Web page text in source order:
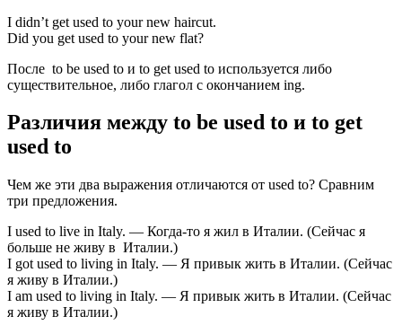
I didn’t get used to your new haircut.
Did you get used to your new flat?
После to be used to и to get used to используется либо
существительное, либо глагол с окончанием ing.
Различия между to be used to и to get
used to
Чем же эти два выражения отличаются от used to? Сравним
три предложения.
I used to live in Italy. — Когда-то я жил в Италии. (Сейчас я
больше не живу в Италии.)
I got used to living in Italy. — Я привык жить в Италии. (Сейчас
я живу в Италии.)
I am used to living in Italy. — Я привык жить в Италии. (Сейчас
я живу в Италии.)